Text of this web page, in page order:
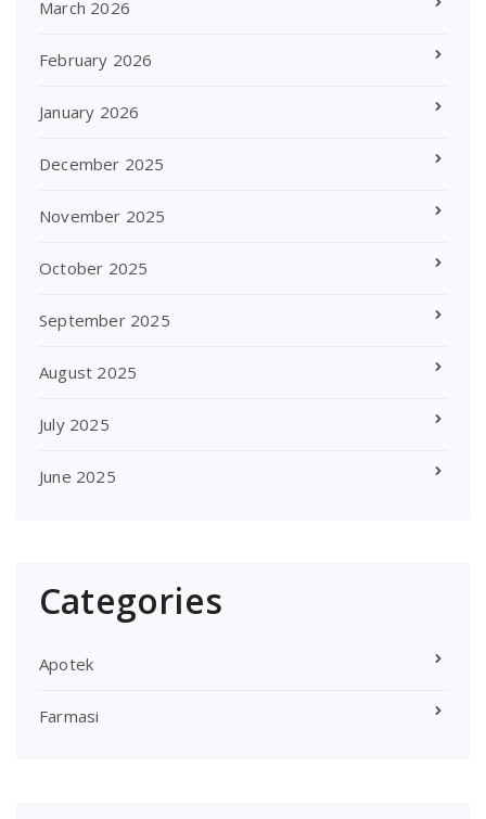
March 2026
February 2026
January 2026
December 2025
November 2025
October 2025
September 2025
August 2025
July 2025
June 2025
Categories
Apotek
Farmasi